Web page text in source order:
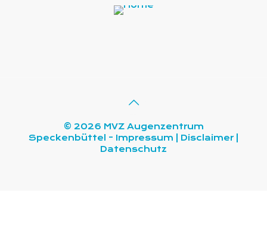
© 2026 MVZ Augenzentrum
Speckenbüttel - Impressum Disclaimer
Datenschutz